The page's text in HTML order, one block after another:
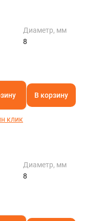
Диаметр, мм
8
В корзину
клик
Диаметр, мм
8